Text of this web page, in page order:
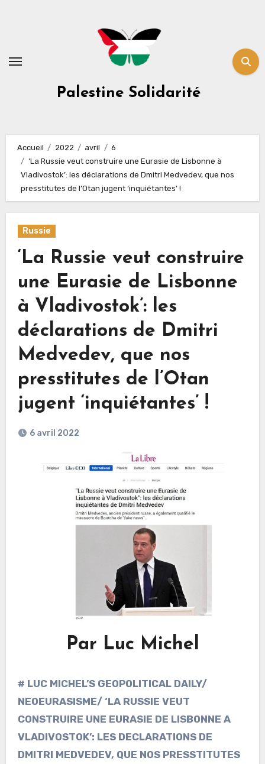
Palestine Solidarité
Accueil 2022 avril
6
‘La Russie veut construire une Eurasie de Lisbonne à
Vladivostok’: les déclarations de Dmitri Medvedev, que nos
presstitutes de l’Otan jugent ‘inquiétantes’ !
Russie
‘La Russie veut construire
une Eurasie de Lisbonne
à Vladivostok’: les
déclarations de Dmitri
Medvedev, que nos
presstitutes de l’Otan
jugent ‘inquiétantes’ !
6 avril 2022
Par Luc Michel
# LUC MICHEL’S GEOPOLITICAL DAILY/
NEOEURASISME/ ‘LA RUSSIE VEUT
CONSTRUIRE UNE EURASIE DE LISBONNE A
VLADIVOSTOK’: LES DECLARATIONS DE
DMITRI MEDVEDEV, QUE NOS PRESSTITUTES